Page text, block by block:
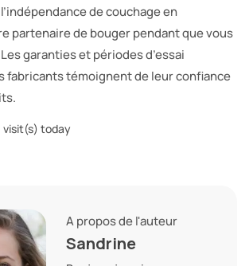
de couchage en
partenaire de bouger pendant que vous
garanties et périodes d’essai
fabricants témoignent de leur confiance
visit(s) today
A propos de l'auteur
Sandrine